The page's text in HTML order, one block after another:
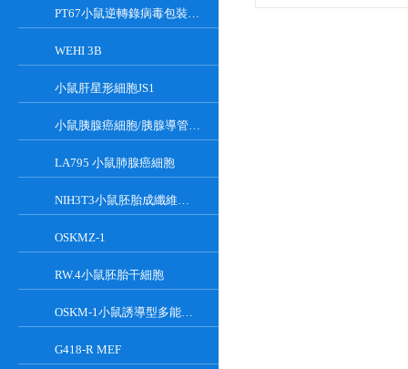
PT67小鼠逆轉錄病毒包裝細胞
WEHI 3B
小鼠肝星形細胞JS1
小鼠胰腺癌細胞/胰腺導管癌PAN02
LA795 小鼠肺腺癌細胞
NIH3T3小鼠胚胎成纖維細胞
OSKMZ-1
RW.4小鼠胚胎干細胞
OSKM-1小鼠誘導型多能干細胞
G418-R MEF